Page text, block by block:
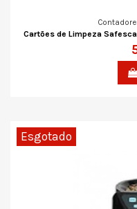
Cartões de Limpeza
Esgotado